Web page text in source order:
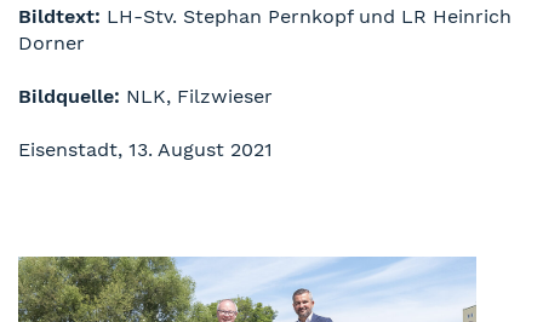
Bildtext: LH-Stv. Stephan Pernkopf und LR Heinrich
Dorner
Bildquelle: NLK, Filzwieser
Eisenstadt, 13. August 2021